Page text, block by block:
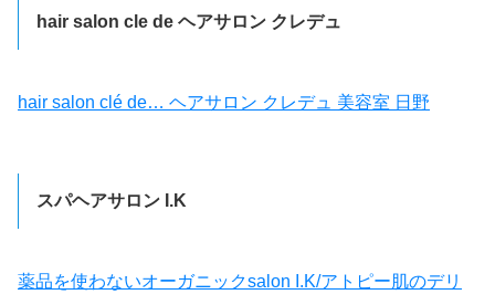
hair salon cle de ヘアサロン クレデュ
hair salon clé de… ヘアサロン クレデュ 美容室 日野
スパヘアサロン I.K
薬品を使わないオーガニックsalon I.K/アトピー肌のデリ